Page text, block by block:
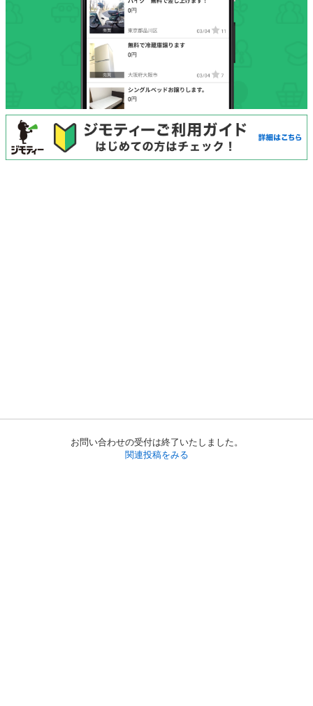
お問い合わせの受付は終了いたしました。
関連投稿をみる